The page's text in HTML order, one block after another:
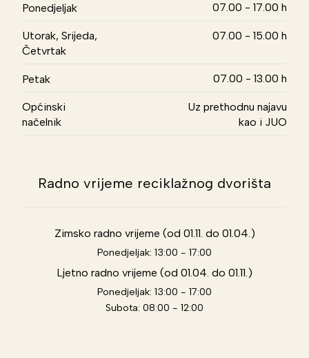
Ponedjeljak 07.00 - 17.00 h
Utorak, Srijeda,
Četvrtak
07.00 - 15.00 h
Petak 07.00 - 13.00 h
Općinski
načelnik
Uz prethodnu najavu
kao i JUO
Radno vrijeme reciklažnog dvorišta
Zimsko radno vrijeme (od 01.11. do 01.04.)
Ponedjeljak: 13:00 - 17:00
Ljetno radno vrijeme (od 01.04. do 01.11.)
Ponedjeljak: 13:00 - 17:00
Subota: 08:00 - 12:00